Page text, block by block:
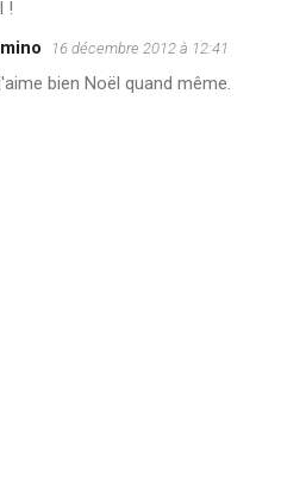
!
16 décembre 2012 à 12:41
bien Noël quand même.